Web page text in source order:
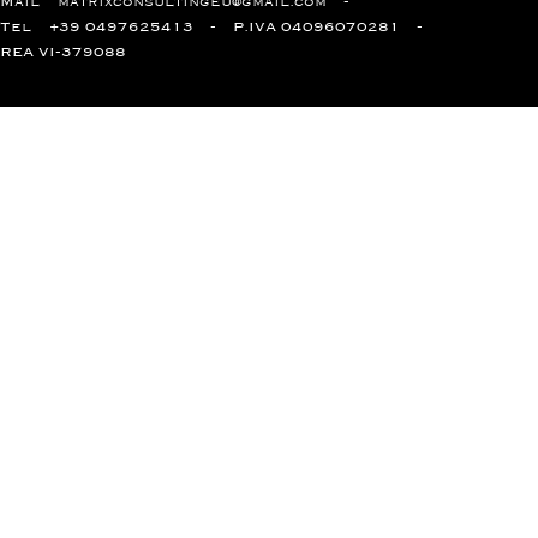
Tel +39 0497625413 P.IVA 04096070281
REA VI-379088